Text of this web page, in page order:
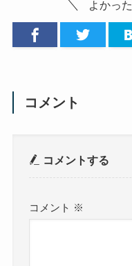
よかっ
コメント
コメントする
コメント ※